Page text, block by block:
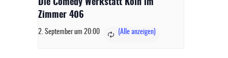
Die Comedy Werkstatt Köln im
Zimmer 406
2. September um 20:00